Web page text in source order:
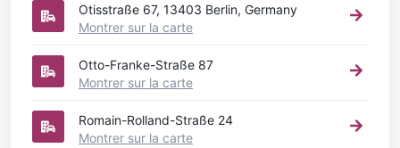
Otisstraße 67, 13403 Berlin, Germany
Montrer sur la carte
Otto-Franke-Straße 87
Montrer sur la carte
Romain-Rolland-Straße 24
Montrer sur la carte